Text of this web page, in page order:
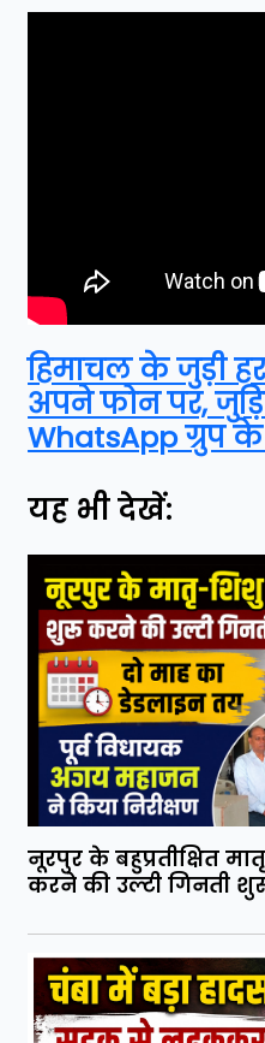
हिमाचल के जुड़ी
अपने फोन पर,
WhatsApp ग्रुप
यह भी देखें:
नूरपुर के बहुप्रतीक्षित
करने की उल्टी गिनती